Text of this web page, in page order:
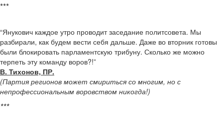
***
“Янукович каждое утро проводит заседание политсовета. Мы
разбирали, как будем вести себя дальше. Даже во вторник готовы
были блокировать парламентскую трибуну. Сколько же можно
терпеть эту команду воров?!”
В. Тихонов, ПР.
(Партия регионов может смириться со многим, но с
непрофессиональным воровством никогда!)
***